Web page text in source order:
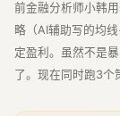
前金融分析师小韩
略（AI辅助写的均
定盈利。虽然不是
了。现在同时跑3个